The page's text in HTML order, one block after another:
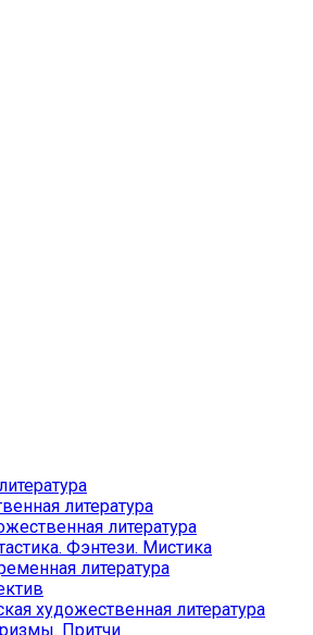
литература
литература
Фэнтези. Мистика
литература
художественная литература
Притчи